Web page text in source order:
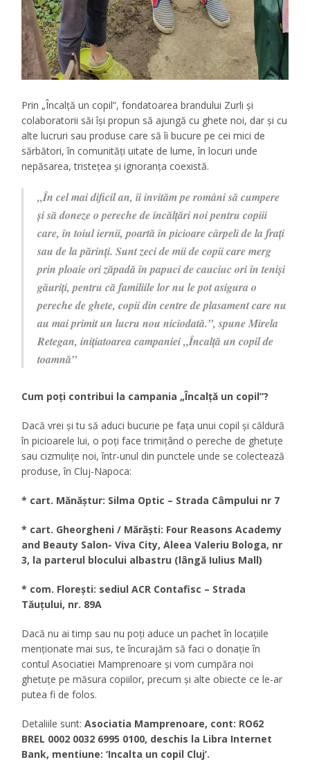
Prin „Încalță un copil”, fondatoarea brandului Zurli și
colaboratorii săi își propun să ajungă cu ghete noi, dar și cu
alte lucruri sau produse care să îi bucure pe cei mici de
sărbători, în comunități uitate de lume, în locuri unde
nepăsarea, tristețea și ignoranța coexistă.
„În cel mai dificil an, îi invităm pe români să cumpere
și să doneze o pereche de încălțări noi pentru copiii
care, în toiul iernii, poartă în picioare cârpeli de la frați
sau de la părinți. Sunt zeci de mii de copii care merg
prin ploaie ori zăpadă în papuci de cauciuc ori în teniși
găuriți, pentru că familiile lor nu le pot asigura o
pereche de ghete, copii din centre de plasament care nu
au mai primit un lucru nou niciodată.”, spune Mirela
Retegan, inițiatoarea campaniei „Încalță un copil de
toamnă”
Cum poți contribui la campania „Încalță un copil”?
Dacă vrei și tu să aduci bucurie pe fața unui copil și căldură
în picioarele lui, o poți face trimițând o pereche de ghetuțe
sau cizmulițe noi, într-unul din punctele unde se colectează
produse, în Cluj-Napoca:
* cart. Mănăștur: Silma Optic – Strada Câmpului nr 7
* cart. Gheorgheni / Mărăști: Four Reasons Academy
and Beauty Salon- Viva City, Aleea Valeriu Bologa, nr
3, la parterul blocului albastru (lângă Iulius Mall)
* com. Florești: sediul ACR Contafisc – Strada
Tăuțului, nr. 89A
Dacă nu ai timp sau nu poți aduce un pachet în locațiile
menționate mai sus, te încurajăm să faci o donație în
contul Asociatiei Mamprenoare și vom cumpăra noi
ghetuțe pe măsura copiilor, precum și alte obiecte ce le-ar
putea fi de folos.
Detaliile sunt:Asociatia Mamprenoare, cont: RO62
BREL 0002 0032 6995 0100, deschis la Libra Internet
Bank, mentiune: ‘Incalta un copil Cluj’.